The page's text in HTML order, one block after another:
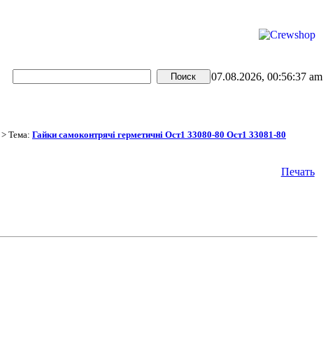
07.08.2026, 00:56:37 am
> Тема: Гайки самоконтрячі герметичні Ост1 33080-80 Ост1 33081-80
Печать